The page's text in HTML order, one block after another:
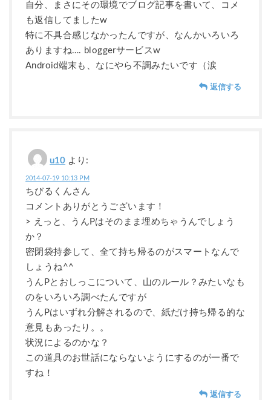
自分、まさにその環境でブログ記事を書いて、コメ
も返信してましたw
特に不具合感じなかったんですが、なんかいろいろ
ありますね…. bloggerサービスw
Android端末も、なにやら不調みたいです（涙
返信する
u10 より:
2014-07-19 10:13 PM
ちびるくんさん
コメントありがとうございます！
> えっと、うんPはそのまま埋めちゃうんでしょう
か？
密閉袋持参して、全て持ち帰るのがスマートなんで
しょうね^^
うんPとおしっこについて、山のルール？みたいなも
のをいろいろ調べたんですが
うんPはいずれ分解されるので、紙だけ持ち帰る的な
意見もあったり。。
状況によるのかな？
この道具のお世話にならないようにするのが一番で
すね！
返信する